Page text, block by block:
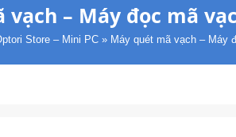
vạch – Máy đọc mã
Store – Mini PC » Máy quét mã vạch – Máy